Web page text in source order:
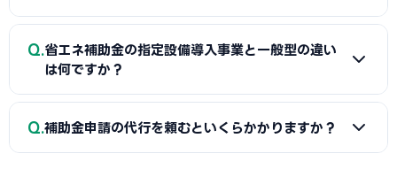
る組み合わせが一般的です。安城商工会議所で最適な経費配
分の事前確認をお勧めします。
A
省エネ補助金（SII類型）の申請に必要な基本書類は、G
ビズIDプライム・省エネ計算書（現状比較）・設備メーカー
メーカーまたは省エネ診断機関の協力が必要です。安城商工
会議所で対象設備・申請書類の確認と診断機関の紹介を受け
Q 省エネ補助金の指定設備導入事業と一般型の違い
は何ですか？
A
指定設備導入事業は事前登録された省エネ設備から選ぶ
Q 補助金申請の代行を頼むといくらかかりますか？